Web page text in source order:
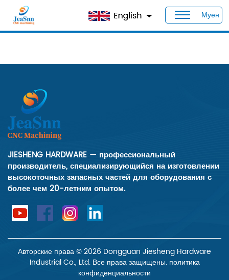
Муен
Дом
JIESHENG HARDWARE — профессиональный
производитель, специализирующийся на изготовлении
высокоточных запасных частей для оборудования с
более чем 20-летним опытом.
Авторские права © 2026 Dongguan Jiesheng Hardware
Industrial Co., Ltd. Все права защищены. политика
конфиденциальности